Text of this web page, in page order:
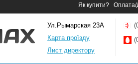
Як купити? Оплата/
Ул.Рымарская 23А
Карта проїзду
Лист директору